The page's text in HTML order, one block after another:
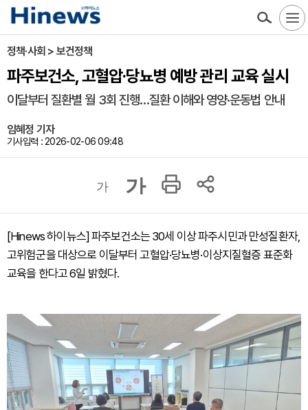
정책·사회 > 보건정책
파주보건소, 고혈압·당뇨병 예방 관리 교육 실시
이달부터 질환별 월 3회 진행…질환 이해와 영양·운동법 안내
임혜정 기자
기사입력 : 2026-02-06 09:48
가 가
[Hinews 하이뉴스] 파주보건소는 30세 이상 파주시민과 만성질환자,
고위험군을 대상으로 이달부터 고혈압·당뇨병·이상지질혈증 표준화
교육을 한다고 6일 밝혔다.